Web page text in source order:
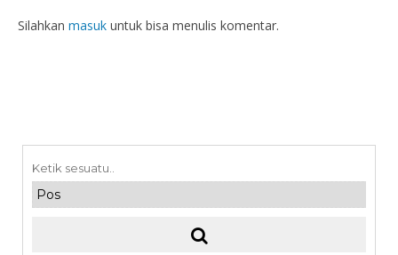
Silahkan masuk untuk bisa menulis komentar.